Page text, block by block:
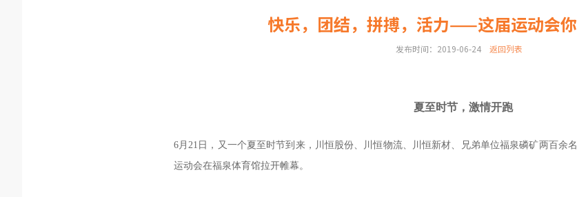
快乐，团结，拼搏，活力——这届运动会你
发布时间：2019-06-24 返回列表
夏至时节，激情开跑
6月21日，又一个夏至时节到来，川恒股份、川恒物流、川恒新材、兄弟单位福泉磷矿两百余
运动会在福泉体育馆拉开帷幕。